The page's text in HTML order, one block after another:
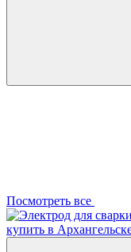
Посмотреть все